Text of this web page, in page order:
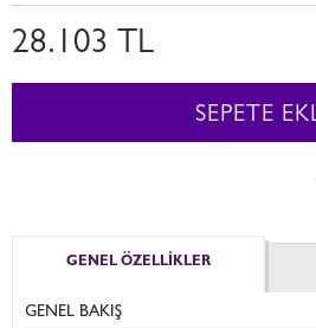
28.103 TL
SEPETE
GENEL ÖZELLİKLER
GENEL BAKIŞ